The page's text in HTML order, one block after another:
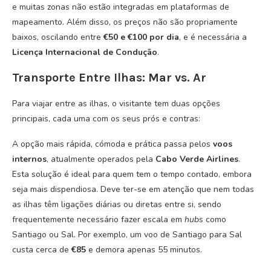
e muitas zonas não estão integradas em plataformas de
mapeamento. Além disso, os preços não são propriamente
baixos, oscilando entre€50 e €100 por dia, e é necessária a
Licença Internacional de Condução.
Transporte Entre Ilhas: Mar vs. Ar
Para viajar entre as ilhas, o visitante tem duas opções
principais, cada uma com os seus prós e contras:
A opção mais rápida, cómoda e prática passa pelos voos
internos, atualmente operados pela Cabo Verde Airlines.
Esta solução é ideal para quem tem o tempo contado, embora
seja mais dispendiosa. Deve ter-se em atenção que nem todas
as ilhas têm ligações diárias ou diretas entre si, sendo
frequentemente necessário fazer escala em hubs como
Santiago ou Sal. Por exemplo, um voo de Santiago para Sal
custa cerca de€85 e demora apenas 55 minutos.